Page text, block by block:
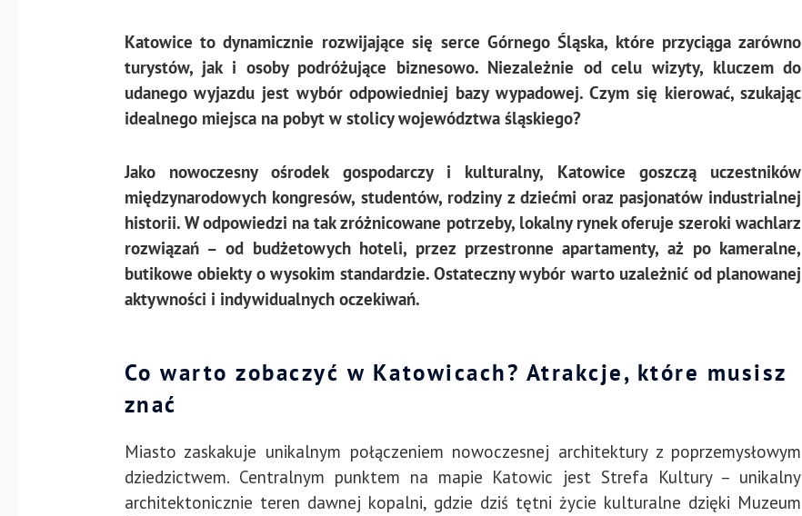
Katowice to dynamicznie rozwijające się serce Górnego Śląska, które przyciąga zarówno
turystów, jak i osoby podróżujące biznesowo. Niezależnie od celu wizyty, kluczem do
udanego wyjazdu jest wybór odpowiedniej bazy wypadowej. Czym się kierować, szukając
idealnego miejsca na pobyt w stolicy województwa śląskiego?
Jako nowoczesny ośrodek gospodarczy i kulturalny, Katowice goszczą uczestników
międzynarodowych kongresów, studentów, rodziny z dziećmi oraz pasjonatów industrialnej
historii. W odpowiedzi na tak zróżnicowane potrzeby, lokalny rynek oferuje szeroki wachlarz
rozwiązań – od budżetowych hoteli, przez przestronne apartamenty, aż po kameralne,
butikowe obiekty o wysokim standardzie. Ostateczny wybór warto uzależnić od planowanej
aktywności i indywidualnych oczekiwań.
Co warto zobaczyć w Katowicach? Atrakcje, które musisz
znać
Miasto zaskakuje unikalnym połączeniem nowoczesnej architektury z poprzemysłowym
dziedzictwem. Centralnym punktem na mapie Katowic jest Strefa Kultury – unikalny
architektonicznie teren dawnej kopalni, gdzie dziś tętni życie kulturalne dzięki Muzeum